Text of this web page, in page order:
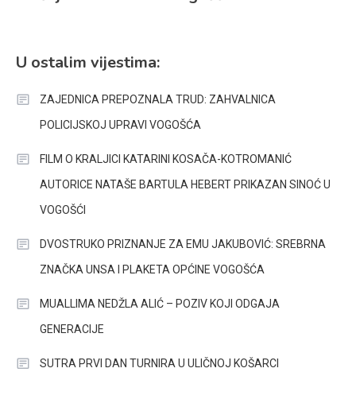
U ostalim vijestima:
ZAJEDNICA PREPOZNALA TRUD: ZAHVALNICA
POLICIJSKOJ UPRAVI VOGOŠĆA
FILM O KRALJICI KATARINI KOSAČA-KOTROMANIĆ
AUTORICE NATAŠE BARTULA HEBERT PRIKAZAN SINOĆ U
VOGOŠĆI
DVOSTRUKO PRIZNANJE ZA EMU JAKUBOVIĆ: SREBRNA
ZNAČKA UNSA I PLAKETA OPĆINE VOGOŠĆA
MUALLIMA NEDŽLA ALIĆ – POZIV KOJI ODGAJA
GENERACIJE
SUTRA PRVI DAN TURNIRA U ULIČNOJ KOŠARCI